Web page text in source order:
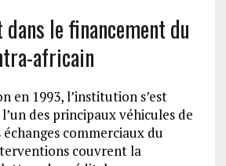
le financement du
africain
en 1993, l’institution s’est
des principaux véhicules de
commerciaux du
couvrent la